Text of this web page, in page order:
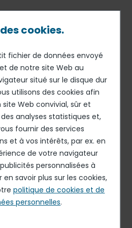
annonce les
son offre de
visant
de ses
en
à
2026
cookies.
fichier de données envoyé
de notre site Web au
situé sur le disque dur
utilisons des cookies afin
Web convivial, sûr et
analyses statistiques et,
fournir des services
et à vos intérêts, par ex. en
de votre navigateur
personnalisées à
savoir plus sur les cookies,
politique de cookies et de
personnelles.